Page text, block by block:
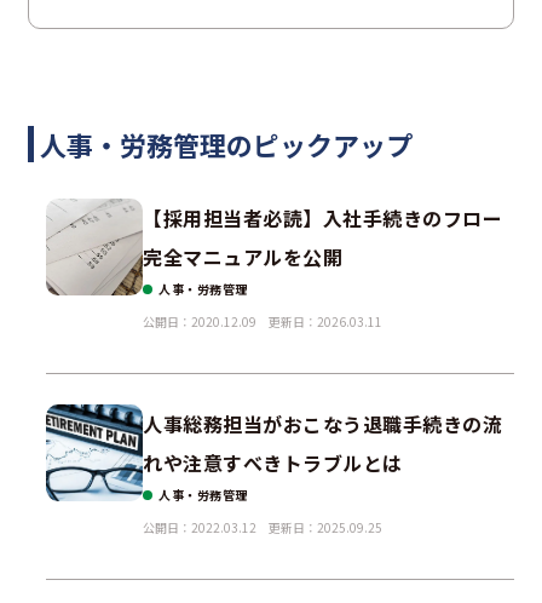
人事・労務管理のピックアップ
【採用担当者必読】入社手続きのフロー
完全マニュアルを公開
人事・労務管理
公開日：2020.12.09
更新日：2026.03.11
人事総務担当がおこなう退職手続きの流
れや注意すべきトラブルとは
人事・労務管理
公開日：2022.03.12
更新日：2025.09.25